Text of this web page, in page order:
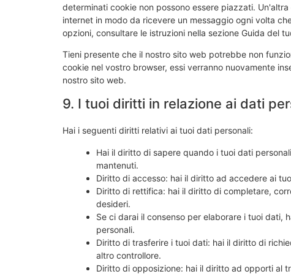
determinati cookie non possono essere piazzati.
internet in modo da ricevere un messaggio ogni volta
opzioni, consultare le istruzioni nella sezione Guida del
Tieni presente che il nostro sito web potrebbe non
cookie nel vostro browser, essi verranno nuovamente
nostro sito web.
9. I tuoi diritti in relazione ai dati
Hai i seguenti diritti relativi ai tuoi dati personali:
Hai il diritto di sapere quando i tuoi dati
mantenuti.
Diritto di accesso: hai il diritto ad accedere ai
Diritto di rettifica: hai il diritto di completare,
desideri.
Se ci darai il consenso per elaborare i tuoi dati,
personali.
Diritto di trasferire i tuoi dati: hai il diritto di
altro controllore.
Diritto di opposizione: hai il diritto ad opporti al